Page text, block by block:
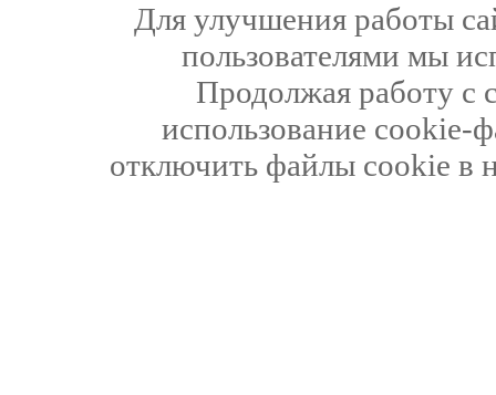
Для улучшения работы
пользователями мы
Продолжая работу с
использование cookie-
отключить файлы cookie в